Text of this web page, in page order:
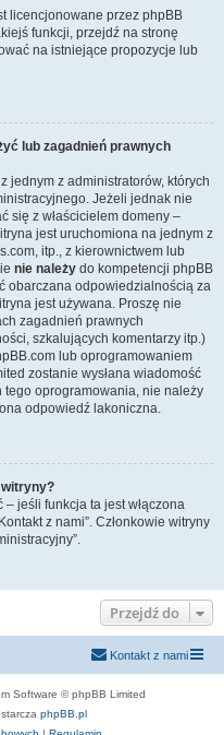
licencjonowane przez phpBB
funkcji, przejdź na stronę
na istniejące propozycje lub
lub zagadnień prawnych
jednym z administratorów, których
Jeżeli jednak nie
się z właścicielem domeny –
jest uruchomiona na jednym z
itp., z kierownictwem lub
nie należy do kompetencji phpBB
obarczana odpowiedzialnością za
jest używana. Proszę nie
zagadnień prawnych
szkalujących komentarzy itp.)
lub oprogramowaniem
zostanie wysłana wiadomość
oprogramowania, nie należy
odpowiedź lakoniczna.
jeśli funkcja ta jest włączona
z nami”. Członkowie witryny
Przejdź do
Kontakt z nami
Software © phpBB Limited
phpBB.pl